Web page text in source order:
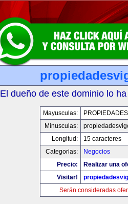
El dueño de este dominio lo
Mayusculas:
Minusculas:
Longitud:
15 caracteres
Categorias:
Negocios
Precio:
Realizar una
Visitar!
Serán consideradas